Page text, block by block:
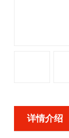
详情介绍